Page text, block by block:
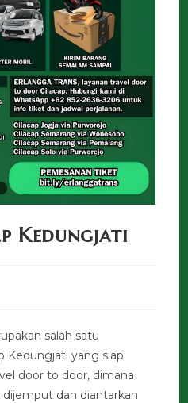
Kedungjati
salah satu
Kedungjati yang siap
door to door, dimana
dan diantarkan